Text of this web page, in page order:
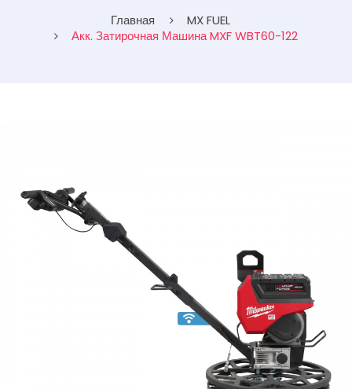
Главная
MX FUEL
Акк. Затирочная Машина MXF WBT60-122